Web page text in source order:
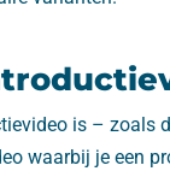
is – zoals
waarbij je een